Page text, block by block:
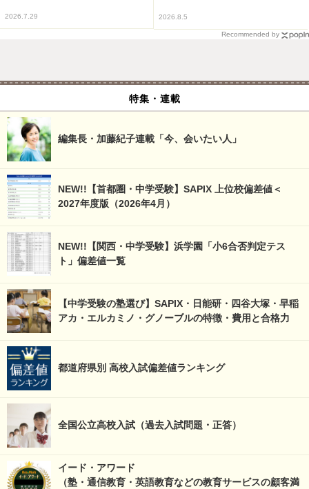
2026.7.29 2026.8.5
Recommended by
特集・連載
編集長・加藤紀子連載「今、会いたい人」
NEW!!【首都圏・中学受験】SAPIX 上位校偏差値＜
2027年度版（2026年4月）
NEW!!【関西・中学受験】浜学園「小6合否判定テス
ト」偏差値一覧
【中学受験の塾選び】SAPIX・日能研・四谷大塚・早稲
アカ・エルカミノ・グノーブルの特徴・費用と合格力
都道府県別 高校入試偏差値ランキング
全国公立高校入試（過去入試問題・正答）
イード・アワード
（塾・通信教育・英語教育などの教育サービスの顧客満